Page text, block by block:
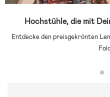
Hochstühle, die mit
Entdecke den preisgekrönten